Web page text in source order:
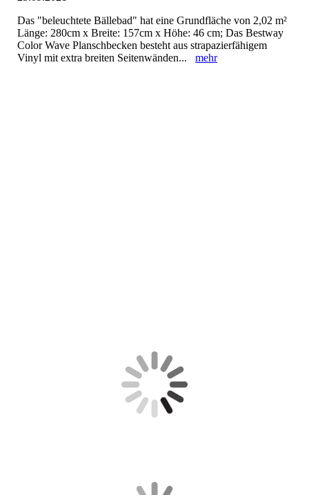
Das "beleuchtete Bällebad" hat eine Grundfläche von 2,02 m²
Länge: 280cm x Breite: 157cm x Höhe: 46 cm; Das Bestway
Color Wave Planschbecken besteht aus strapazierfähigem
Vinyl mit extra breiten Seitenwänden... mehr